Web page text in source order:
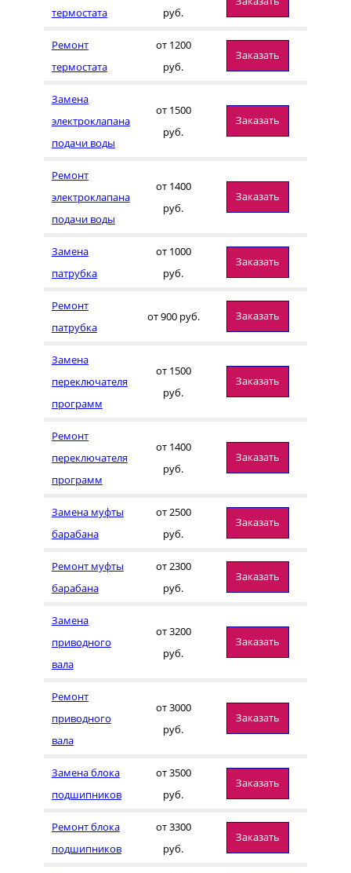
термостата руб.
Ремонт
термостата
от 1200
руб.
Заказать
Замена
электроклапана
подачи воды
от 1500
руб.
Заказать
Ремонт
электроклапана
подачи воды
от 1400
руб.
Заказать
Замена
патрубка
от 1000
руб.
Заказать
Ремонт
патрубка
от 900 руб. Заказать
Замена
переключателя
программ
от 1500
руб.
Заказать
Ремонт
переключателя
программ
от 1400
руб.
Заказать
Замена муфты
барабана
от 2500
руб.
Заказать
Ремонт муфты
барабана
от 2300
руб.
Заказать
Замена
приводного
вала
от 3200
руб.
Заказать
Ремонт
приводного
вала
от 3000
руб.
Заказать
Замена блока
подшипников
от 3500
руб.
Заказать
Ремонт блока
подшипников
от 3300
руб.
Заказать